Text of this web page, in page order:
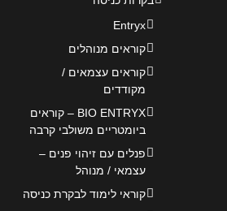
Entryx
קוראים מנוהלים
קוראים עצמאים /
מקודדים
BIO ENTRYX – קוראים
ביומטריים משולבי קרבה
פנלים עם זיהוי פנים –
עצמאי / מנוהל
קוראי לימוד לבקרת כניסה